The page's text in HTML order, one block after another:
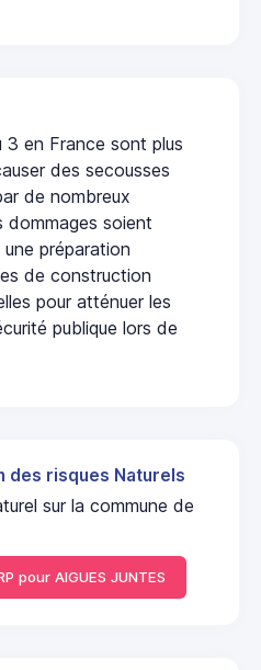
3 en France sont plus
des secousses
de nombreux
dommages soient
préparation
de construction
pour atténuer les
publique lors de
des risques Naturels
sur la commune de
pour AIGUES JUNTES